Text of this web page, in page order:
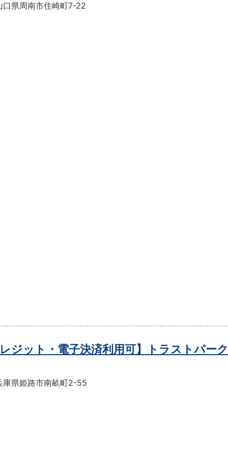
口県周南市住崎町7-22
レジット・電子決済利用可】トラストパー
庫県姫路市南畝町2-55